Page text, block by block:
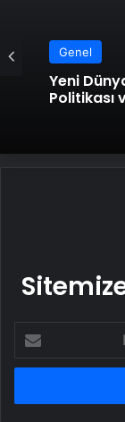
Genel
Yeni
Politikası
posta
adresinizi